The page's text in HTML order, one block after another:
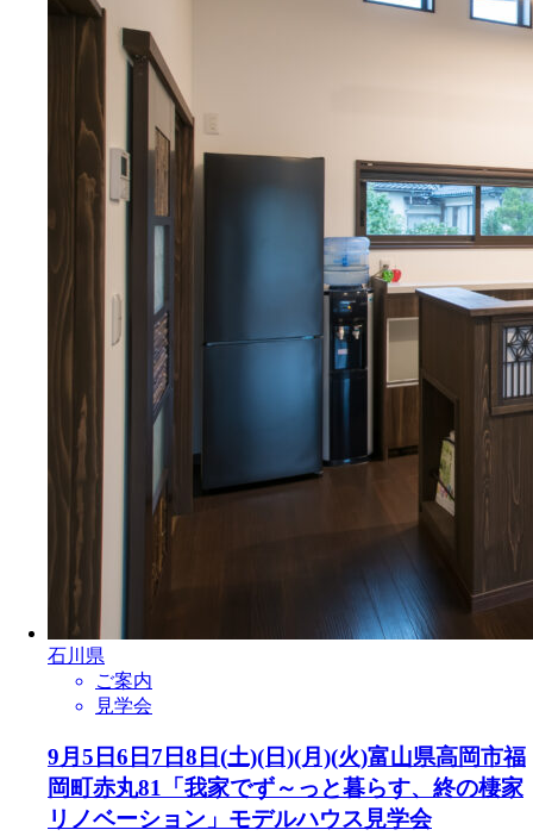
石川県
ご案内
見学会
9月5日6日7日8日(土)(日)(月)(火)富山県高岡市福
岡町赤丸81「我家でず～っと暮らす、終の棲家
リノベーション」モデルハウス見学会